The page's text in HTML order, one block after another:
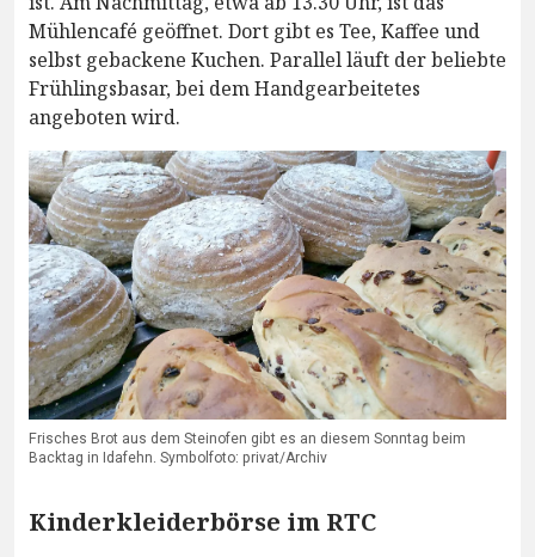
Mühlencafé geöffnet. Dort gibt es Tee, Kaffee und
selbst gebackene Kuchen. Parallel läuft der beliebte
Frühlingsbasar, bei dem Handgearbeitetes
angeboten wird.
Frisches Brot aus dem Steinofen gibt es an diesem Sonntag beim
Backtag in Idafehn. Symbolfoto: privat/Archiv
Kinderkleiderbörse im RTC